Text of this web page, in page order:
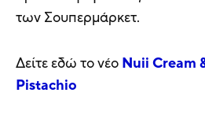
των Σουπερμάρκετ.
Δείτε εδώ το νέο Nuii Cream
Pistachio